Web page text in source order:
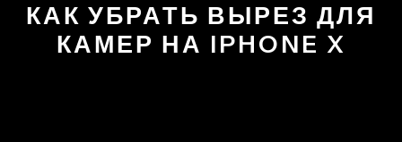
КАК УБРАТЬ ВЫРЕЗ ДЛЯ
КАМЕР НА IPHONE X